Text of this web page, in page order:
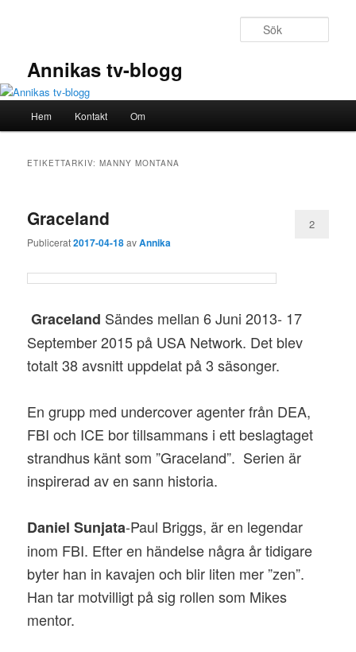
Annikas tv-blogg
Hem Kontakt Om
ETIKETTARKIV:MANNY MONTANA
Graceland
Publicerat2017-04-18avAnnika
2
Graceland Sändes mellan 6 Juni 2013- 17
September 2015 på USA Network. Det blev
totalt 38 avsnitt uppdelat på 3 säsonger.
En grupp med undercover agenter från DEA,
FBI och ICE bor tillsammans i ett beslagtaget
strandhus känt som ”Graceland”. Serien är
inspirerad av en sann historia.
Daniel Sunjata-Paul Briggs, är en legendar
inom FBI. Efter en händelse några år tidigare
byter han in kavajen och blir liten mer ”zen”.
Han tar motvilligt på sig rollen som Mikes
mentor.